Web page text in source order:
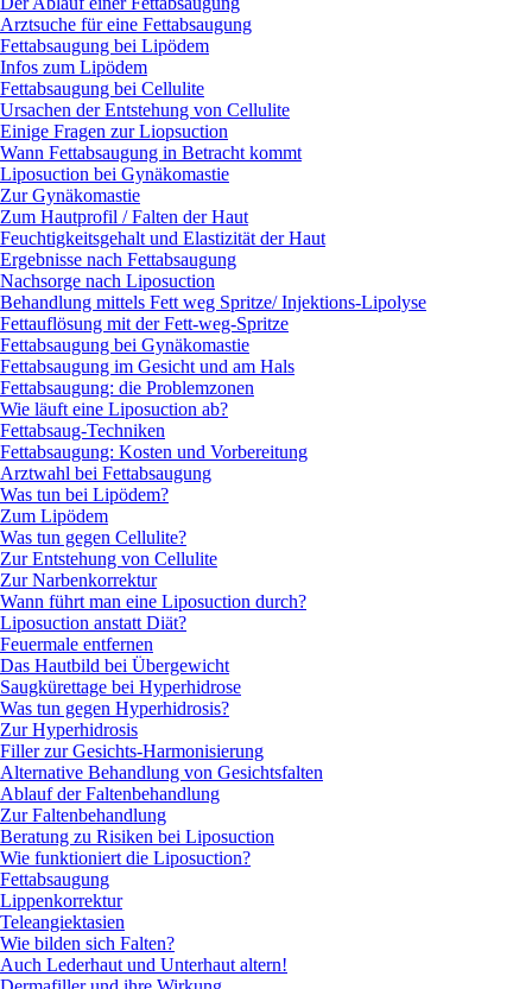
Arztsuche für eine Fettabsaugung
Fettabsaugung bei Lipödem
Infos zum Lipödem
Fettabsaugung bei Cellulite
Ursachen der Entstehung von Cellulite
Einige Fragen zur Liopsuction
Wann Fettabsaugung in Betracht kommt
Liposuction bei Gynäkomastie
Zur Gynäkomastie
Zum Hautprofil / Falten der Haut
Feuchtigkeitsgehalt und Elastizität der Haut
Ergebnisse nach Fettabsaugung
Nachsorge nach Liposuction
Behandlung mittels Fett weg Spritze/ Injektions-Lipolyse
Fettauflösung mit der Fett-weg-Spritze
Fettabsaugung bei Gynäkomastie
Fettabsaugung im Gesicht und am Hals
Fettabsaugung: die Problemzonen
Wie läuft eine Liposuction ab?
Fettabsaug-Techniken
Fettabsaugung: Kosten und Vorbereitung
Arztwahl bei Fettabsaugung
Was tun bei Lipödem?
Zum Lipödem
Was tun gegen Cellulite?
Zur Entstehung von Cellulite
Zur Narbenkorrektur
Wann führt man eine Liposuction durch?
Liposuction anstatt Diät?
Feuermale entfernen
Das Hautbild bei Übergewicht
Saugkürettage bei Hyperhidrose
Was tun gegen Hyperhidrosis?
Zur Hyperhidrosis
Filler zur Gesichts-Harmonisierung
Alternative Behandlung von Gesichtsfalten
Ablauf der Faltenbehandlung
Zur Faltenbehandlung
Beratung zu Risiken bei Liposuction
Wie funktioniert die Liposuction?
Fettabsaugung
Lippenkorrektur
Teleangiektasien
Wie bilden sich Falten?
Auch Lederhaut und Unterhaut altern!